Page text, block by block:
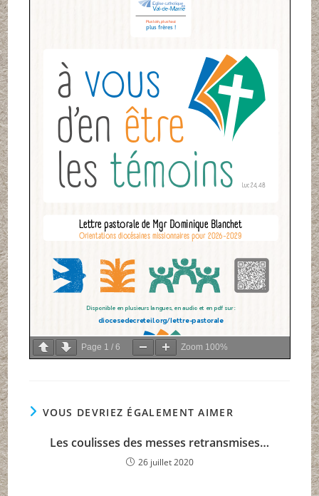
Page 1 /6 Zoom 100%
VOUS DEVRIEZ ÉGALEMENT AIMER
Les coulisses des messes retransmises…
26 juillet 2020